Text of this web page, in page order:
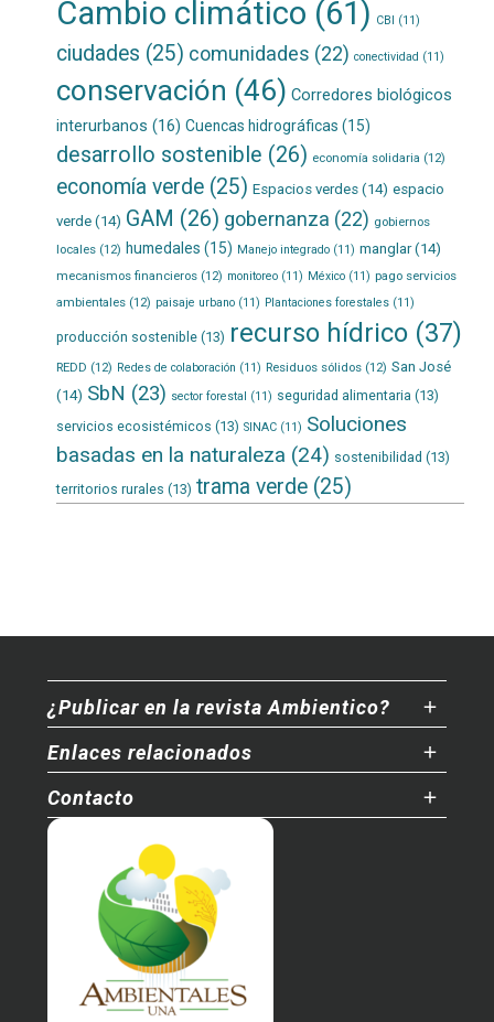
Cambio climático (61) CBI (11)
ciudades (25) comunidades (22) conectividad (11)
conservación (46) Corredores biológicos
interurbanos (16) Cuencas hidrográficas (15)
desarrollo sostenible (26) economía solidaria (12)
economía verde(25) Espacios verdes(14) espacio
verde(14) GAM (26) gobernanza (22) gobiernos
locales(12) humedales (15) Manejo integrado(11) manglar(14)
mecanismos financieros(12) monitoreo(11) México(11) pago servicios
ambientales(12) paisaje urbano(11) Plantaciones forestales(11)
producción sostenible(13) recurso hídrico(37)
REDD (12) Redes de colaboración (11) Residuos sólidos(12) San José
(14) SbN (23) sector forestal (11) seguridad alimentaria (13)
servicios ecosistémicos (13) SINAC(11) Soluciones
basadas en la naturaleza (24) sostenibilidad (13)
territorios rurales (13) trama verde(25)
¿Publicar en la revista Ambientico?
Enlaces relacionados
Contacto